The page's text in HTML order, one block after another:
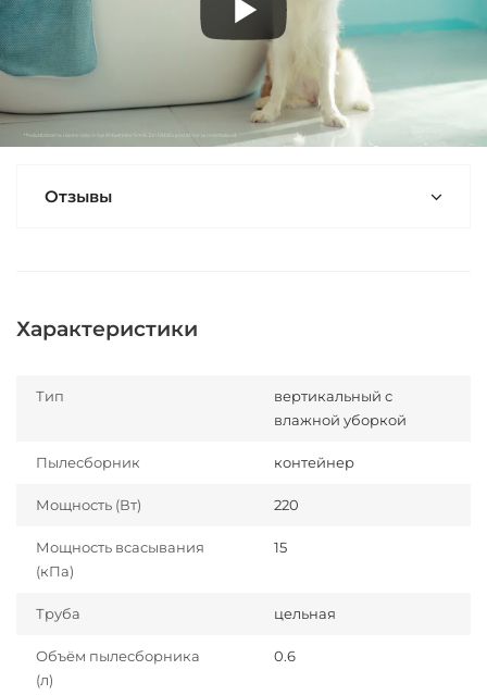
Отзывы
Характеристики
Тип
вертикальный с
влажной уборкой
Пылесборник контейнер
Мощность (Вт) 220
Мощность всасывания
(кПа)
15
Труба цельная
Объём пылесборника
(л)
0.6